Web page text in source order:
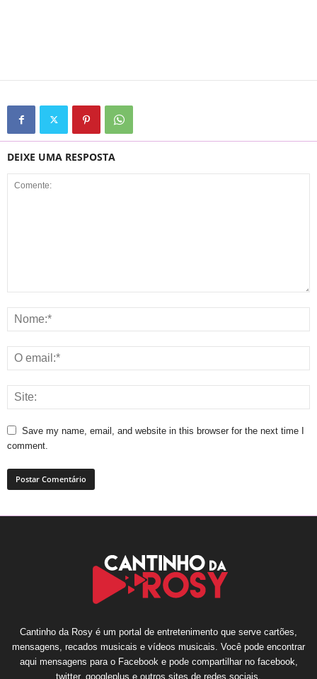
DEIXE UMA RESPOSTA
Save my name, email, and website in this browser for the next time I
comment.
Cantinho da Rosy é um portal de entretenimento que serve cartões,
mensagens, recados musicais e vídeos musicais. Você pode encontrar
aqui mensagens para o Facebook e pode compartilhar no facebook,
twitter, googleplus e outros sites de redes sociais.